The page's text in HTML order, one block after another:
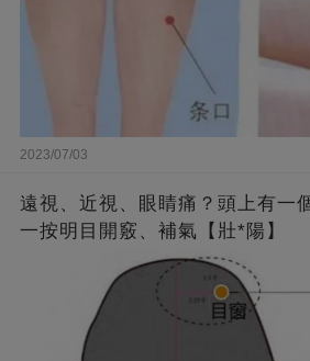
2023/07/03
遠視、近視、眼睛痛？頭上有一
一按明目開竅、補氣【壯*陽】